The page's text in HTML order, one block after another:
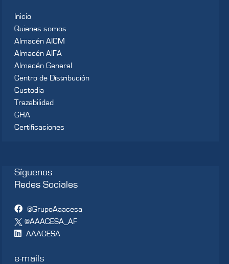
Inicio
Quienes somos
Almacén AICM
Almacén AIFA
Almacén General
Centro de Distribución
Custodia
Trazabilidad
GHA
Certificaciones
Síguenos
Redes Sociales
@GrupoAaacesa
@AAACESA_AF
AAACESA
e-mails